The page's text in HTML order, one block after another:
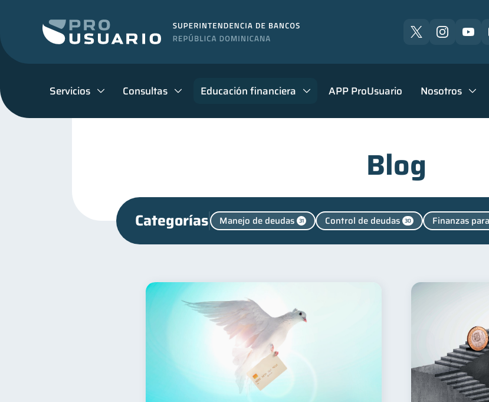
Servicios Consultas Educación financiera APP ProUsuario Nosotros
Blog
Categorías Manejo de deudas 31 Control de deudas 30 Finanzas
Organización Financiera
Historial crediticio Ciberseguridad
Superintendencia de Bancos
Educación Financiera Mipymes 1
Salud mental ahorro 1 Gasto